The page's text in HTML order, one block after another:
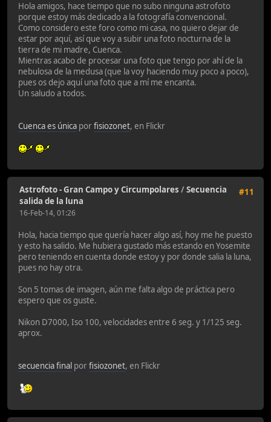
Hola amigos, hace tiempo que no subo ninguna astrofoto
porque estoy más dedicado a la fotografía convencional.
Como considero este foro como mi casa, no quiero dejar de
estar por aquí, así que voy a subir una foto nocturna de la
tierra de mi madre, Cuenca.
Mientras acabo de procesar una foto que tengo por ahí de la
nebulosa de la medusa (que la voy haciendo muy poco a poco),
pues os dejo aquí una foto que a mí me encanta.
Un saludo a todos.
Cuenca es única porfisiozonet, en Flickr
#11
Astrofoto - Gran Campo y Circumpolares /Secuencia
salida de la luna
16-Feb-14, 01:26
Hola, hacia tiempo que quería hacer algo así, hoy me he puesto
y esto ha salido. Me hubiera gustado más estando en Yosemite
pero teniendo en cuenta donde estoy y por donde salia la luna,
pues no hay otra.
Son 5 tomas de imagen, aún me falta algo de práctica pero
espero que os guste.
Nikon D7000, Iso 100, velocidades entre 6 seg. y 1/125 seg.
aprox.
secuencia final porfisiozonet, en Flickr